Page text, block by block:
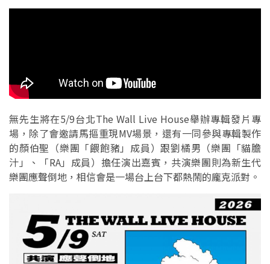
無先生將在5/9台北The Wall Live House舉辦專輯發片專
場，除了會邀請馬摳重現MV場景，還有一同參與專輯製作
的顏伯聖（樂團「餵飽豬」成員）跟劉橘男（樂團「貓膽
汁」、「RA」成員）擔任演出嘉賓，共演樂團則為新生代
樂團應聲倒地，相信會是一場台上台下都熱鬧的龐克派對。